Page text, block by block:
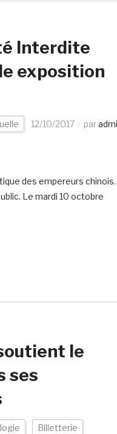
Interdite
exposition
12/10/2017 par
des empereurs chinois.
Le mardi 10 octobre
le
ses
Billetterie